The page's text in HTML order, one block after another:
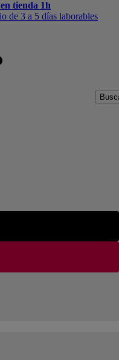
tienda 1h
de 3 a 5 días laborables